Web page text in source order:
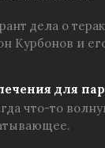
дела о
Курбонов и
для пар
что-то